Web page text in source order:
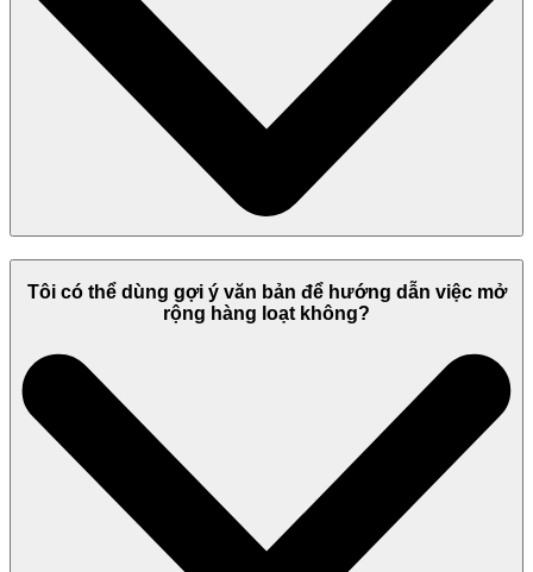
Tôi có thể dùng gợi ý văn bản để hướng dẫn việc mở
rộng hàng loạt không?